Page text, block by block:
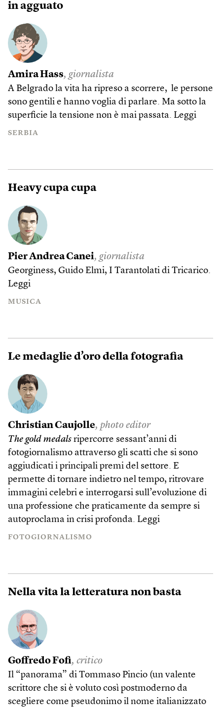
in agguato
Amira Hass, giornalista
A Belgrado la vita ha ripreso a scorrere, le persone
sono gentili e hanno voglia di parlare. Ma sotto la
superficie la tensione non è mai passata. Leggi
SERBIA
Heavy cupa cupa
Pier Andrea Canei, giornalista
Georginess, Guido Elmi, I Tarantolati di Tricarico.
Leggi
MUSICA
Le medaglie d’oro della fotografia
Christian Caujolle, photo editor
The gold medals ripercorre sessant’anni di
fotogiornalismo attraverso gli scatti che si sono
aggiudicati i principali premi del settore. E
permette di tornare indietro nel tempo, ritrovare
immagini celebri e interrogarsi sull’evoluzione di
una professione che praticamente da sempre si
autoproclama in crisi profonda. Leggi
FOTOGIORNALISMO
Nella vita la letteratura non basta
Goffredo Fofi, critico
Il “panorama” di Tommaso Pincio (un valente
scrittore che si è voluto così postmoderno da
scegliere come pseudonimo il nome italianizzato